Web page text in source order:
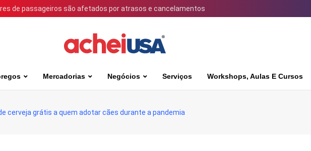
de passageiros são afetados por atrasos e cancelamentos
Mercadorias Negócios Serviços Workshops, Aulas E Cursos
cerveja grátis a quem adotar cães durante a pandemia